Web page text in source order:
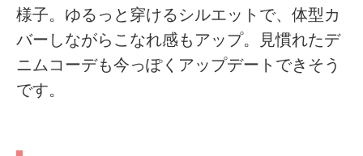
様子。ゆるっと穿けるシルエットで、体型カ
バーしながらこなれ感もアップ。見慣れたデ
ニムコーデも今っぽくアップデートできそう
です。